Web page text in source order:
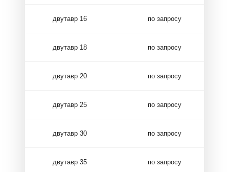
двутавр 16 по запросу
двутавр 18 по запросу
двутавр 20 по запросу
двутавр 25 по запросу
двутавр 30 по запросу
двутавр 35 по запросу